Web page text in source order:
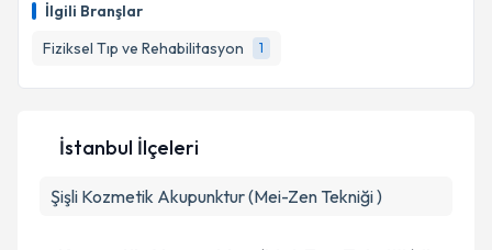
İlgili Branşlar
Fiziksel Tıp ve Rehabilitasyon
1
İstanbul İlçeleri
Şişli Kozmetik Akupunktur (Mei-Zen Tekniği )